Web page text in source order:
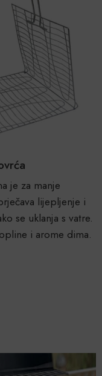
je za manje
lijepljenje i
se uklanja s vatre.
i arome dima.